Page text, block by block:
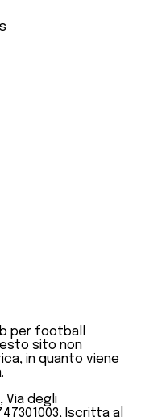
per football
sito non
in quanto viene
Via degli
Iscritta al